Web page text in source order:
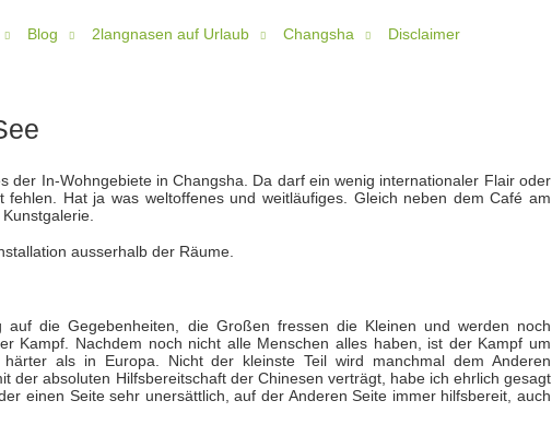
Blog 2langnasen auf Urlaub Changsha Disclaimer
der In-Wohngebiete in Changsha. Da darf ein wenig internationaler Flair oder
fehlen. Hat ja was weltoffenes und weitläufiges. Gleich neben dem Café am
ausserhalb der Räume.
auf die Gegebenheiten, die Großen fressen die Kleinen und werden noch
Kampf. Nachdem noch nicht alle Menschen alles haben, ist der Kampf um
härter als in Europa. Nicht der kleinste Teil wird manchmal dem Anderen
der absoluten Hilfsbereitschaft der Chinesen verträgt, habe ich ehrlich gesagt
einen Seite sehr unersättlich, auf der Anderen Seite immer hilfsbereit, auch